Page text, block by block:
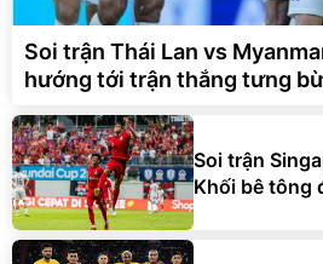
Soi trận Thái Lan vs
hướng tới trận thắng tưng
Soi trận
Khối bê tông